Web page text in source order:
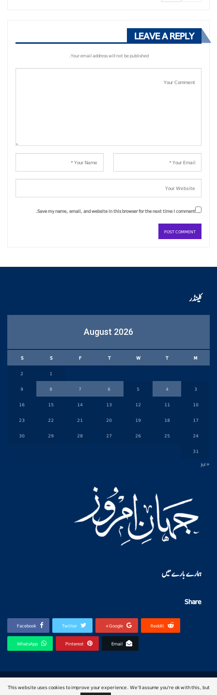
LEAVE A REPLY
Your email address will not be published.
Save my name, email, and website in this browser for the next time I comment.
کلینڈر
August 2026
M
T
W
T
F
S
S
1
2
3
4
5
6
7
8
9
10
11
12
13
14
15
16
17
18
19
20
21
22
23
24
25
26
27
28
29
30
31
« Jul
ہمارے بارے میں
Share
Facebook Twitter Google+ ReddIt
WhatsApp Pinterest Email
© 2026 - jahan-e-imroz. All Rights Reserved.
This website uses cookies to improve your experience. We'll assume you're ok with this, but